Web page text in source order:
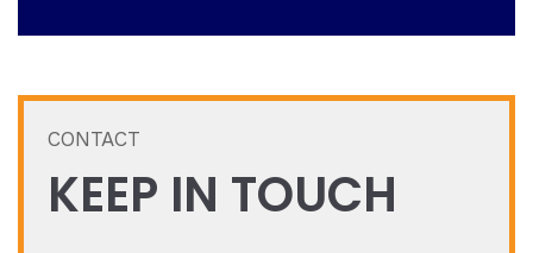
CONTACT
KEEP IN TOUCH